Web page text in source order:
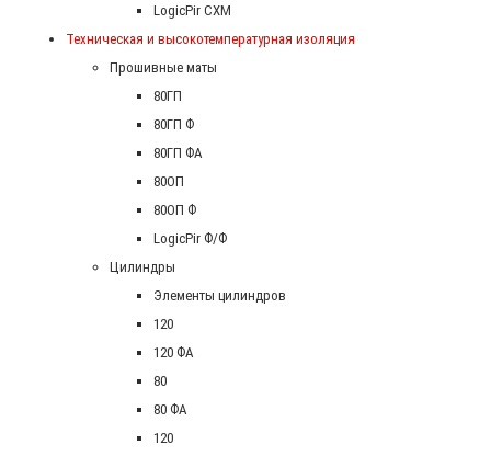
LogicPir СХМ
Техническая и высокотемпературная изоляция
Прошивные маты
80ГП
80ГП Ф
80ГП ФА
80ОП
80ОП Ф
LogicPir Ф/Ф
Цилиндры
Элементы цилиндров
120
120 ФА
80
80 ФА
120